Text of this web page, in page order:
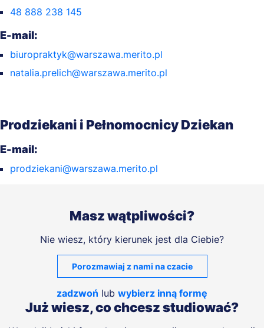
48 888 238 145
E-mail:
biuropraktyk@warszawa.merito.pl
natalia.prelich@warszawa.merito.pl
Prodziekani i Pełnomocnicy Dziekan
E-mail:
prodziekani@warszawa.merito.pl
Masz wątpliwości?
Nie wiesz, który kierunek jest dla Ciebie?
Porozmawiaj z nami na czacie
zadzwoń lub wybierz inną formę
Już wiesz, co chcesz studiować?